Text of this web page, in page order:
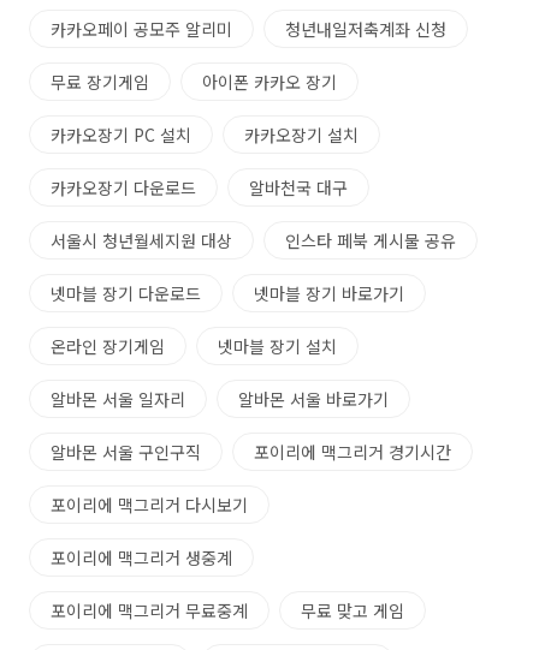
카카오페이 공모주 알리미 청년내일저축계좌 신청
무료 장기게임 아이폰 카카오 장기
카카오장기 PC 설치 카카오장기 설치
카카오장기 다운로드 알바천국 대구
서울시 청년월세지원 대상 인스타 페북 게시물 공유
넷마블 장기 다운로드 넷마블 장기 바로가기
온라인 장기게임 넷마블 장기 설치
알바몬 서울 일자리 알바몬 서울 바로가기
알바몬 서울 구인구직 포이리에 맥그리거 경기시간
포이리에 맥그리거 다시보기
포이리에 맥그리거 생중계
포이리에 맥그리거 무료중계 무료 맞고 게임